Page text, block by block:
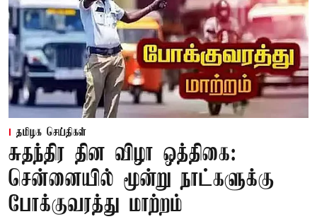
தமிழக செய்திகள்
சுதந்திர தின விழா ஒத்திகை:
சென்னையில் மூன்று நாட்களுக்கு
போக்குவரத்து மாற்றம்